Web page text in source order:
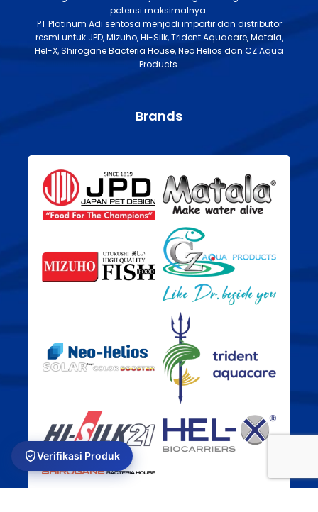
potensi maksimalnya.
PT Platinum Adi sentosa menjadi importir dan distributor
resmi untuk JPD, Mizuho, Hi-Silk, Trident Aquacare, Matala,
Hel-X, Shirogane Bacteria House, Neo Helios dan CZ Aqua
Products.
Brands
Verifikasi Produk